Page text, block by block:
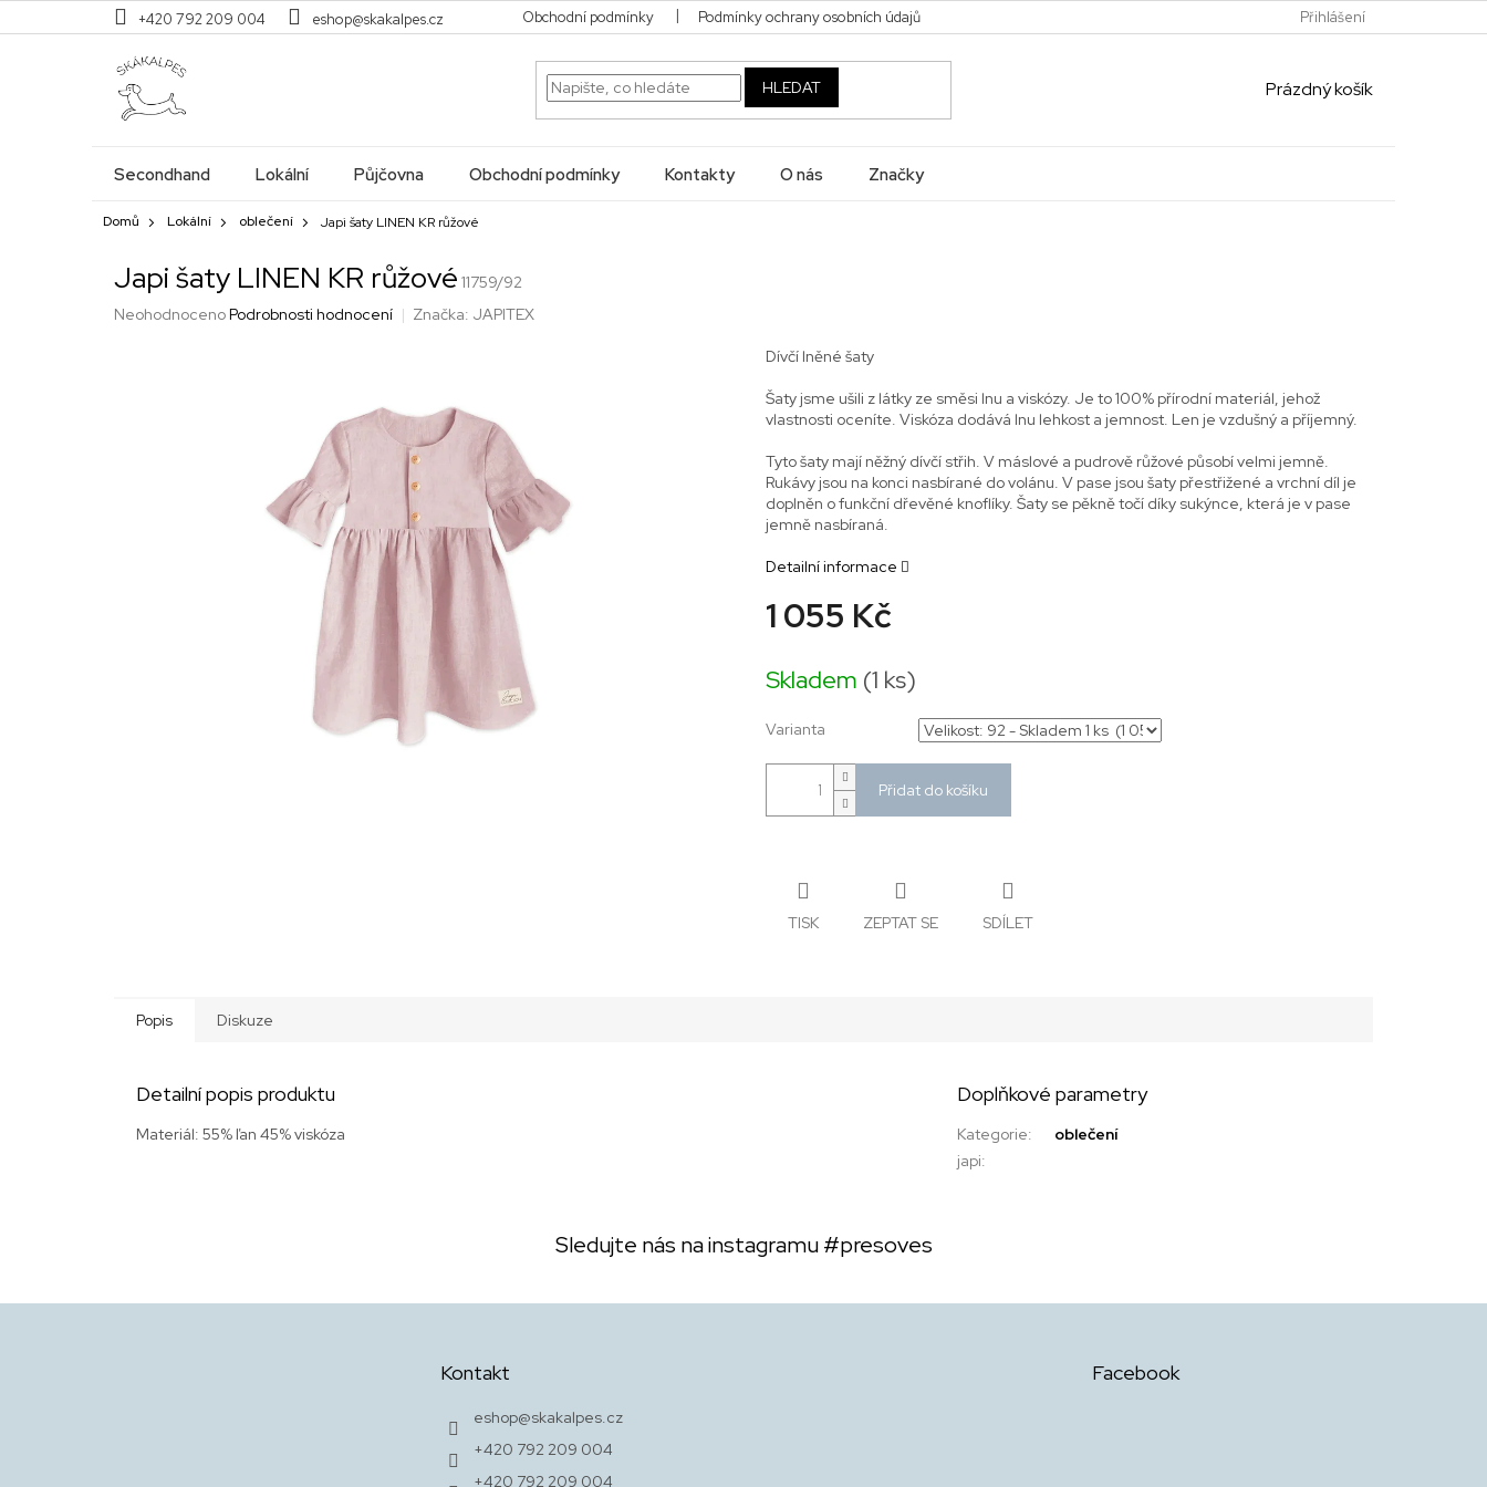
na
+420 792 209 004 eshop@skakalpes.cz Obchodní podmínky Podmínky ochrany osobních údajů Přihlášení
HLEDAT
NÁKUPNÍ
Prázdný košík
Secondhand Lokální Půjčovna Obchodní podmínky Kontakty O nás Značky
Domů Lokální oblečení Japi šaty LINEN KR růžové
Japi šaty LINEN KR růžové 11759/92
Průměrné
NeohodnocenoPodrobnosti hodnocení Značka: JAPITEX
1 055 Kč
cena:
Skladem (1 ks)
Varianta
Přidat do košíku
Dívčí lněné šaty
Šaty jsme ušili z látky ze směsi lnu a viskózy. Je to 100% přírodní materiál, jehož
vlastnosti oceníte. Viskóza dodává lnu lehkost a jemnost. Len je vzdušný a příjemný.
Tyto šaty mají něžný dívčí střih. V máslové a pudrově růžové působí velmi jemně.
Rukávy jsou na konci nasbírané do volánu. V pase jsou šaty přestřižené a vrchní díl je
doplněn o funkční dřevěné knoflíky. Šaty se pěkně točí díky sukýnce, která je v pase
jemně nasbíraná.
Detailní informace
TISK ZEPTAT SE SDÍLET
Popis Diskuze
Detailní popis produktu
Materiál: 55% ľan 45% viskóza
Doplňkové parametry
Kategorie:
oblečení
japi:
Sledujte nás na instagramu#presoves
Kontakt
eshop@skakalpes.cz
+420 792 209 004
+420 792 209 004
Facebook